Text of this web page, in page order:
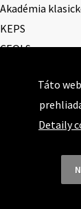
Akadémia
KEPS
CEQLS
Cena Ernesta
Študentská esej
Deň daňového
Táto
Detaily